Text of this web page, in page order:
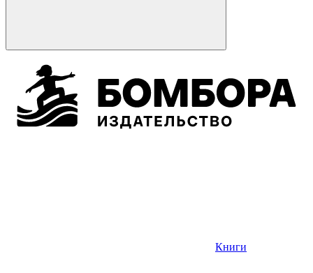
Книги